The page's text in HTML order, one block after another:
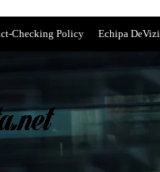
Checking Policy Echipa